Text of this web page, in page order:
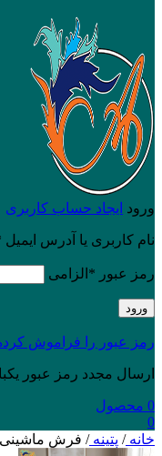
ورود ایجاد حساب کاربری
نام کاربری یا آدرس ایمیل
رمز عبور * الزامی
ورود
رمز عبور را فراموش
ارسال مجدد رمز عبور
0 محصول
0
خانه/ پتینه/ فرش ماشینی افرند 1200 شانه گل برجسته